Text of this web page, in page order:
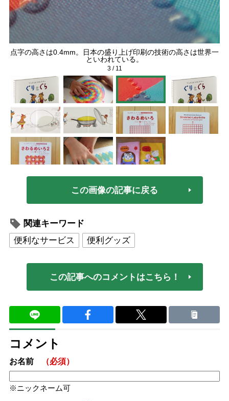
点字の高さは0.4mm。日本の盛り上げ印刷の技術の高さは世界一
といわれている。
3/ 11
この画像の記事に戻る
関連キーワード
便利なサービス
便利グッズ
この記事へのコメントはこちら！
コメント
お名前 （必須）
ニックネーム可